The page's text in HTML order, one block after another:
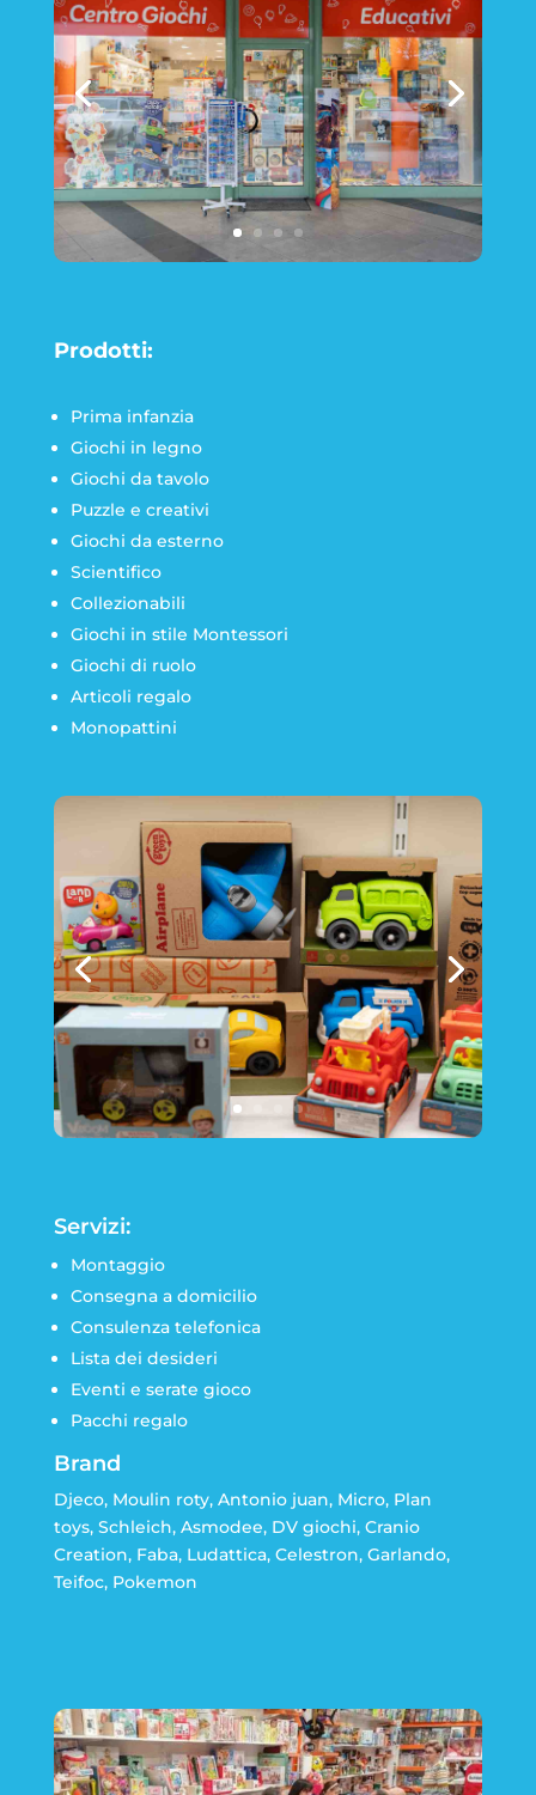
Prodotti:
Prima infanzia
Giochi in legno
Giochi da tavolo
Puzzle e creativi
Giochi da esterno
Scientifico
Collezionabili
Giochi in stile Montessori
Giochi di ruolo
Articoli regalo
Monopattini
Servizi:
Montaggio
Consegna a domicilio
Consulenza telefonica
Lista dei desideri
Eventi e serate gioco
Pacchi regalo
Brand
Djeco, Moulin roty, Antonio juan, Micro, Plan
toys, Schleich, Asmodee, DV giochi, Cranio
Creation, Faba, Ludattica, Celestron, Garlando,
Teifoc, Pokemon